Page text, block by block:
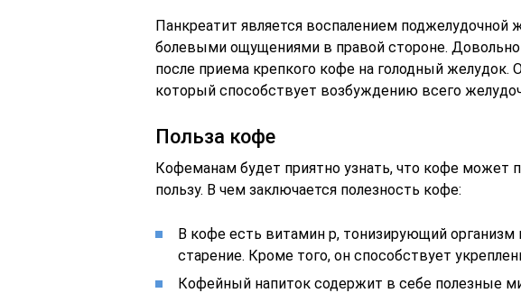
Панкреатит является воспалением
болевыми ощущениями в правой стороне.
после приема крепкого кофе на голодный желудок.
который способствует возбуждению всего
Польза кофе
Кофеманам будет приятно узнать, что кофе может
пользу. В чем заключается полезность кофе:
В кофе есть витамин р, тонизирующий
старение. Кроме того, он способствует
Кофейный напиток содержит в себе полезные